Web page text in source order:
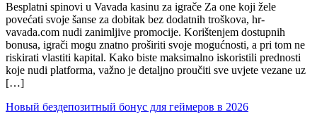
Besplatni spinovi u Vavada kasinu za igrače Za one koji žele
povećati svoje šanse za dobitak bez dodatnih troškova, hr-
vavada.com nudi zanimljive promocije. Korištenjem dostupnih
bonusa, igrači mogu znatno proširiti svoje mogućnosti, a pri tom ne
riskirati vlastiti kapital. Kako biste maksimalno iskoristili prednosti
koje nudi platforma, važno je detaljno proučiti sve uvjete vezane uz
[…]
Новый бездепозитный бонус для геймеров в 2026